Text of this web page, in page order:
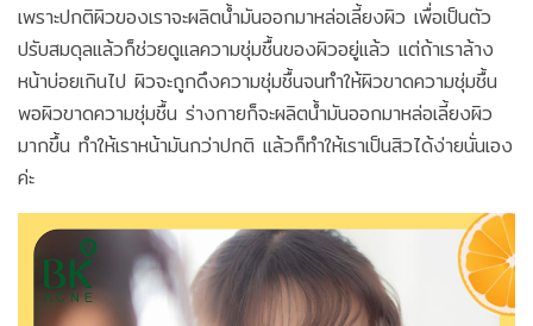
เพราะปกติผิวของเราจะผลิตน้ำมันออกมาหล่อเลี้ยงผิว เพื่อเป็นตัว
ปรับสมดุลแล้วก็ช่วยดูแลความชุ่มชื้นของผิวอยู่แล้ว แต่ถ้าเราล้าง
หน้าบ่อยเกินไป ผิวจะถูกดึงความชุ่มชื้นจนทำให้ผิวขาดความชุ่มชื้น
พอผิวขาดความชุ่มชื้น ร่างกายก็จะผลิตน้ำมันออกมาหล่อเลี้ยงผิว
มากขึ้น ทำให้เราหน้ามันกว่าปกติ แล้วก็ทำให้เราเป็นสิวได้ง่ายนั่นเอง
ค่ะ